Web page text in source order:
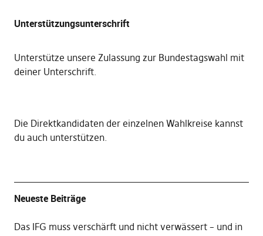
Unterstützungsunterschrift
Unterstütze unsere Zulassung zur Bundestagswahl mit
deiner Unterschrift.
Die Direktkandidaten der einzelnen Wahlkreise kannst
du auch unterstützen.
Neueste Beiträge
Das IFG muss verschärft und nicht verwässert – und in